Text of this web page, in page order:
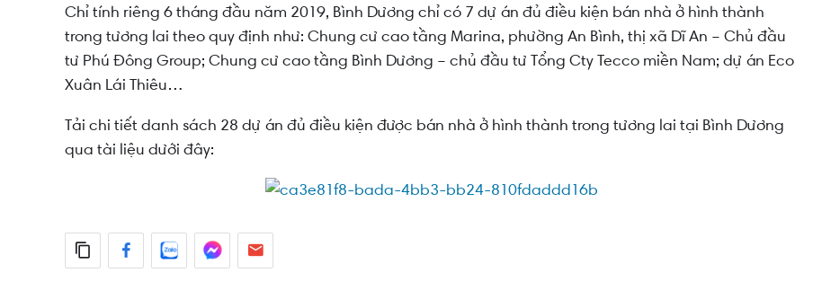
Chỉ tính riêng 6 tháng đầu năm 2019, Bình Dương chỉ có 7 dự án đủ điều kiện bán nhà ở hình thành
trong tương lai theo quy định như: Chung cư cao tầng Marina, phường An Bình, thị xã Dĩ An – Chủ đầu
tư Phú Đông Group; Chung cư cao tầng Bình Dương – chủ đầu tư Tổng Cty Tecco miền Nam; dự án Eco
Xuân Lái Thiêu…
Tải chi tiết danh sách 28 dự án đủ điều kiện được bán nhà ở hình thành trong tương lai tại Bình Dương
qua tài liệu dưới đây: